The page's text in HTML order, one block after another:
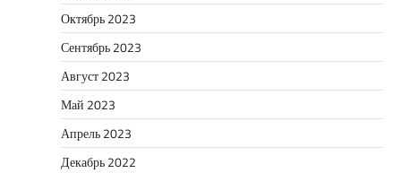
Октябрь 2023
Сентябрь 2023
Август 2023
Май 2023
Апрель 2023
Декабрь 2022